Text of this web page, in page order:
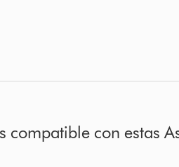
compatible con estas